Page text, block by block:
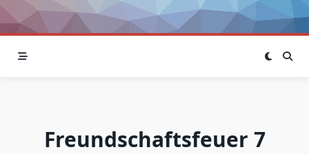
Freundschaftsfeuer 7